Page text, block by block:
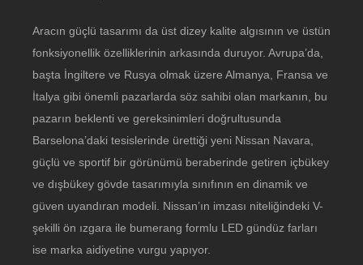
Aracın güçlü tasarımı da üst dizey kalite algısının ve üstün
fonksiyonellik özelliklerinin arkasında duruyor. Avrupa’da,
başta İngiltere ve Rusya olmak üzere Almanya, Fransa ve
İtalya gibi önemli pazarlarda söz sahibi olan markanın, bu
pazarın beklenti ve gereksinimleri doğrultusunda
Barselona’daki tesislerinde ürettiği yeni Nissan Navara,
güçlü ve sportif bir görünümü beraberinde getiren içbükey
ve dışbükey gövde tasarımıyla sınıfının en dinamik ve
güven uyandıran modeli. Nissan’ın imzası niteliğindeki V-
şekilli ön ızgara ile bumerang formlu LED gündüz farları
ise marka aidiyetine vurgu yapıyor.